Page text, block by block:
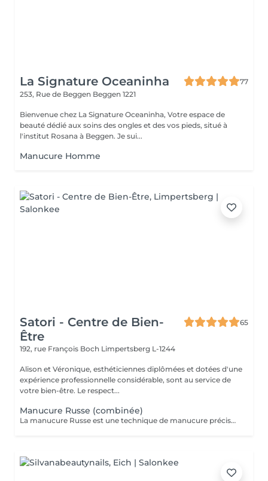
La Signature Oceaninha
77
253, Rue de Beggen Beggen 1221
Bienvenue chez La Signature Oceaninha, Votre espace de
beauté dédié aux soins des ongles et des vos pieds, situé à
l'institut Rosana à Beggen. Je sui...
Manucure Homme
Satori - Centre de Bien-
Être
65
192, rue François Boch Limpertsberg L-1244
Alison et Véronique, esthéticiennes diplômées et dotées d'une
expérience professionnelle considérable, sont au service de
votre bien-être. Le respect...
Manucure Russe (combinée)
La manucure Russe est une technique de manucure précise réalisée à l'aide d'embouts adaptés pour nettoyer en profondeur les cuticules et le contour des ongles. Elle permet un rendu ultra net, propre et une finition impeccable. Idéale avant une pose de vernis semi-permanent ou gel.